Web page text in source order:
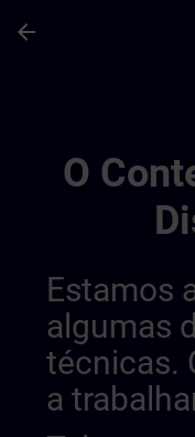
arrow_back
O
Estamos
algumas
técnicas.
a